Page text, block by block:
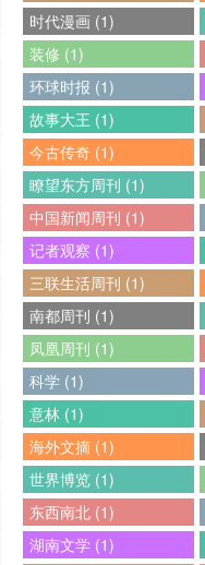
时代漫画 (1)
装修 (1)
环球时报 (1)
故事大王 (1)
今古传奇 (1)
瞭望东方周刊 (1)
中国新闻周刊 (1)
记者观察 (1)
三联生活周刊 (1)
南都周刊 (1)
凤凰周刊 (1)
科学 (1)
意林 (1)
海外文摘 (1)
世界博览 (1)
东西南北 (1)
湖南文学 (1)